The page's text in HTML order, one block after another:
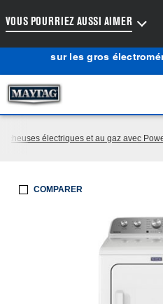
:
sur les gros
électriques et au gaz avec
VOUS POURRIEZ AUSSI AIMER
COMPARER